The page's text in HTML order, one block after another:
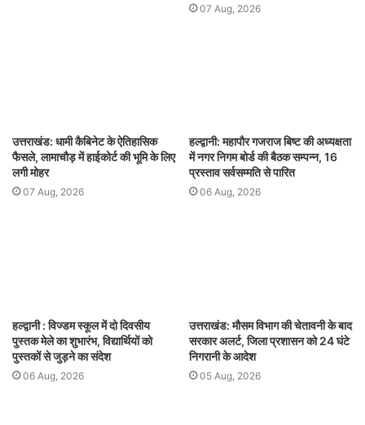
07 Aug, 2026
उत्तराखंड: धामी कैबिनेट के ऐतिहासिक
फैसले, लामाचौड़ में हाईकोर्ट की भूमि के लिए
लगी मोहर
07 Aug, 2026
हल्द्वानी: महापौर गजराज बिष्ट की अध्यक्षता
में नगर निगम बोर्ड की बैठक सम्पन्न, 16
प्रस्ताव सर्वसम्मति से पारित
06 Aug, 2026
हल्द्वानी : विज्डम स्कूल में दो दिवसीय
पुस्तक मेले का शुभारंभ, विद्यार्थियों को
पुस्तकों से जुड़ने का संदेश
06 Aug, 2026
उत्तराखंड: मौसम विभाग की चेतावनी के बाद
सरकार अलर्ट, जिला प्रशासन को 24 घंटे
निगरानी के आदेश
05 Aug, 2026